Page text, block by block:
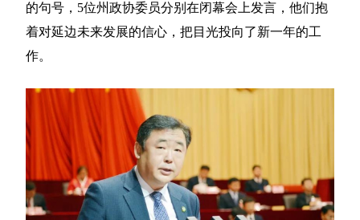
的句号，5位州政协委员分别在闭幕会上发言，他们抱
着对延边未来发展的信心，把目光投向了新一年的工
作。